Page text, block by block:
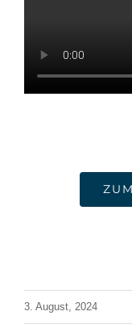
3. August, 2024